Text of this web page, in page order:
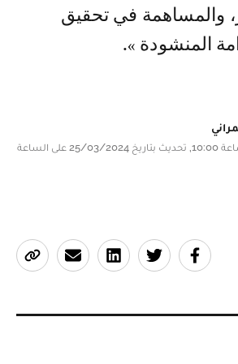
والمساهمة في تحقيق
المنشودة ».
في 25/03/2024 على الساعة 10:00, تحديث بتاريخ 25/03/2024 على الساعة